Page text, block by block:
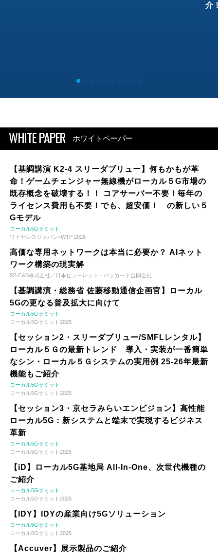
介
WHITE PAPER ホワイトペーパー
【基調講演 K2-4 スリーダブリュー】何もかもが革
命！ゲームチェンジャー無線機がローカル５G市場の
既存概念を破壊する！！ コアサーバー不要！毎年の
ライセンス費用も不要！でも、超安価！ の新しい５
Gモデル
ローカル5Gサミット
ワイヤレスジャパン×WTP 2026
高価な専用ネットワークは本当に必要か？ AIネット
ワーク構築の現実解
SB C&S株式会社／日本ヒューレット・パッカード合同会社
【基調講演・総務省 佐藤移動通信企画官】ローカル
5Gの更なる普及拡大に向けて
ローカル5Gサミット
ローカル5Gサミット2025
【セッション2・スリーダブリュー/SMFLレンタル】
ローカル５Ｇの最新トレンド 導入・実装が一番簡単
なシン・ローカル５Ｇシステムの実用例 25-26年最新
機能もご紹介
ローカル5Gサミット
ローカル5Gサミット2025
【セッション3・京セラみらいエンビジョン】高性能
ローカル5G：新システムと端末で実現するビジネス
革新
ローカル5Gサミット
ローカル5Gサミット2025
【iD】ローカル5G基地局 All-In-One、次世代機種の
ご紹介
ローカル5Gサミット
ローカル5Gサミット2025
【IDY】IDYの産業向け5Gソリューション
ローカル5Gサミット
ローカル5Gサミット2025
【Accuver】展示製品のご紹介